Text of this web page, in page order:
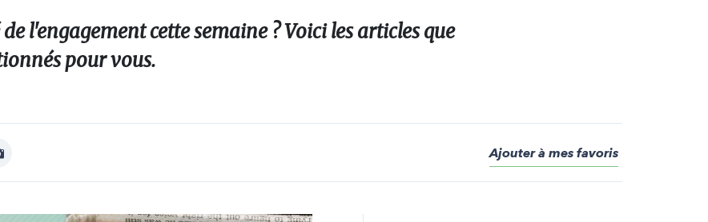
l'engagement cette semaine ? Voici les articles que
pour vous.
Ajouter à mes favoris